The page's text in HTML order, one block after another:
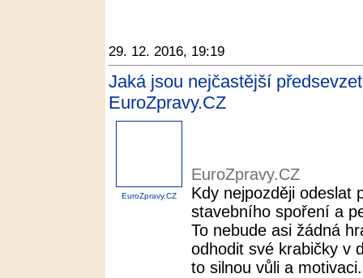
29. 12. 2016, 19:19
Jaká jsou nejčastější
EuroZpravy.CZ
EuroZpravy.CZ
EuroZpravy.CZ
Kdy nejpozději odeslat
stavebního spoření a
To nebude asi žádná
odhodit své krabičky v
to silnou vůli a